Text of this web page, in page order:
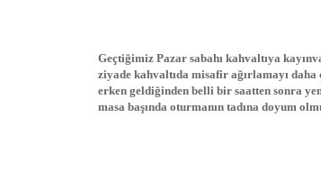
Geçtiğimiz Pazar sabahı kahvaltıya
ziyade kahvaltıda misafir ağırlamayı
erken geldiğinden belli bir saatten sonra
masa başında oturmanın tadına doyum